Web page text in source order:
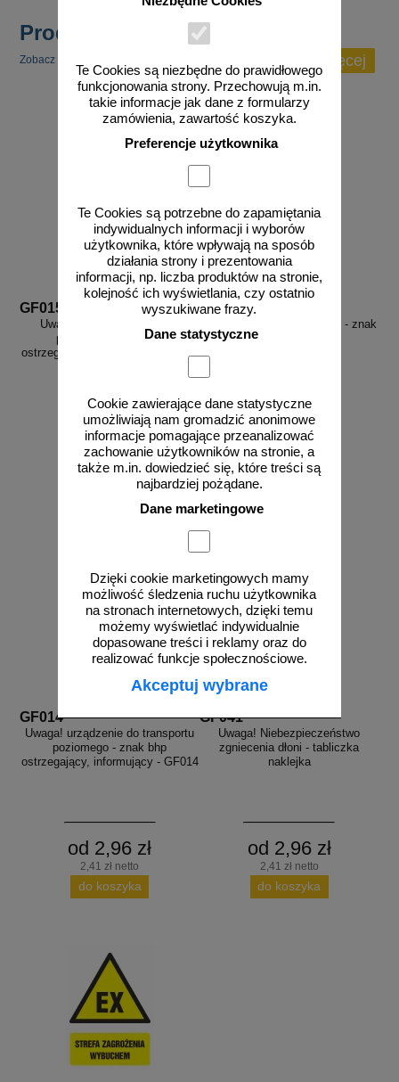
Te Cookies są niezbędne do prawidłowego
funkcjonowania strony. Przechowują m.in.
takie informacje jak dane z formularzy
zamówienia, zawartość koszyka.
Preferencje użytkownika
Te Cookies są potrzebne do zapamiętania
indywidualnych informacji i wyborów
użytkownika, które wpływają na sposób
działania strony i prezentowania
informacji, np. liczba produktów na stronie,
kolejność ich wyświetlania, czy ostatnio
wyszukiwane frazy.
Dane statystyczne
Cookie zawierające dane statystyczne
umożliwiają nam gromadzić anonimowe
informacje pomagające przeanalizować
zachowanie użytkowników na stronie, a
także m.in. dowiedzieć się, które treści są
najbardziej pożądane.
Dane marketingowe
Dzięki cookie marketingowych mamy
możliwość śledzenia ruchu użytkownika
na stronach internetowych, dzięki temu
możemy wyświetlać indywidualnie
dopasowane treści i reklamy oraz do
realizować funkcje społecznościowe.
Akceptuj wybrane
Produkty popularne
Zobacz inne popularne produkty w tej kategorii. zobacz więcej
GF015
Uwaga! niebezpieczeństwo
porażenia - znak bhp
ostrzegający, informujący - GF015
od 2,96 zł
2,41 zł netto
do koszyka
GF044
Uwaga! Elementy ruchome - znak
od 2,96 zł
2,41 zł netto
do koszyka
GF014
Uwaga! urządzenie do transportu
poziomego - znak bhp
ostrzegający, informujący - GF014
od 2,96 zł
2,41 zł netto
do koszyka
GF041
Uwaga! Niebezpieczeństwo
zgniecenia dłoni - tabliczka
naklejka
od 2,96 zł
2,41 zł netto
do koszyka